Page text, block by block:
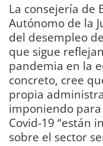
La consejería de
Autónomo de la
del desempleo
que sigue
pandemia en la
concreto, cree
propia
imponiendo
Covid-19 “están
sobre el sector